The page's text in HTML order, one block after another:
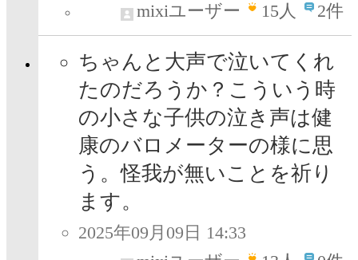
mixiユーザー
15人 2件
ちゃんと大声で泣いてくれ
たのだろうか？こういう時
の小さな子供の泣き声は健
康のバロメーターの様に思
う。怪我が無いことを祈り
ます。
2025年09月09日 14:33